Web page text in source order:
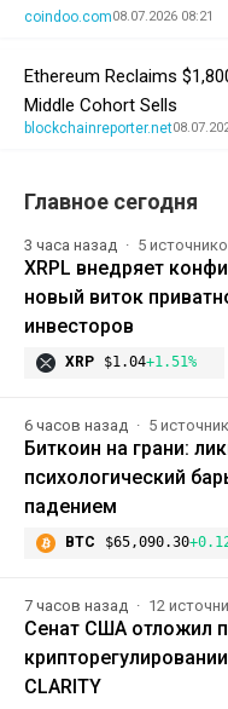
coindoo.com08.07.2026 08:21
Ethereum Reclaims
Middle Cohort Sells
blockchainreporter.net
Главное сегодня
3 часа назад 5
XRPL внедряет
новый виток
инвесторов
XRP $1.04+1.51%
6 часов назад 5
Биткоин на грани:
психологический
падением
BTC $65,090.30
7 часов назад 12
Сенат США отложил
CLARITY